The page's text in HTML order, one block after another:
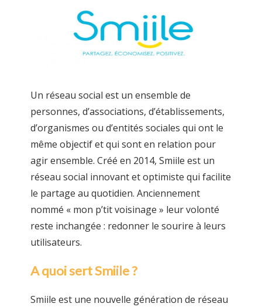
Un réseau social est un ensemble de
personnes, d’associations, d’établissements,
d’organismes ou d’entités sociales qui ont le
même objectif et qui sont en relation pour
agir ensemble. Créé en 2014, Smiile est un
réseau social innovant et optimiste qui facilite
le partage au quotidien. Anciennement
nommé « mon p’tit voisinage » leur volonté
reste inchangée : redonner le sourire à leurs
utilisateurs.
A quoi sert Smiile ?
Smiile est une nouvelle génération de réseau